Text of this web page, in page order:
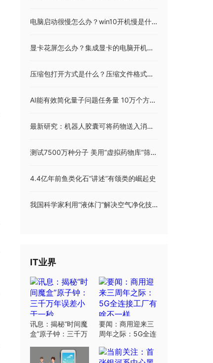
电脑启动很慢怎么办？win10开机慢是什么原因？
显卡花屏怎么办？集成显卡的电脑开机后会花屏怎么处理？
压缩包打开方式是什么？压缩文件格式有哪些？
AI能有效简化量子问题任务量 10万个方程减为4个
最新研究：机器人胶囊可将药物送入消化道
测试7500万种分子 美用“虚拟药物库”筛出潜在抗抑郁药
4.4亿年前鱼类化石“讲述”有颌类的崛起史
我国科学家利用“液体门”解决空气净化技术痛点
IT业界
讯息：揭秘“时间魔
盒”原子钟：三千万
要闻：商用迎来三
周年之际：5G全连